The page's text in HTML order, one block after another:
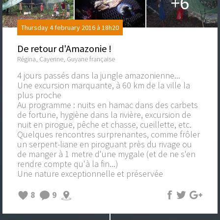
Thursday 4 february 2016 à 18h20
De retour d'Amazonie !
Régina, Cayenne, Guyane française
4 jours passés dans la jungle amazonienne...
Une excursion marquante, à 60 km de la ville la
plus proche
Au programme : nuits en hamac dans des carbets
de fortune, hygiène dans la rivière, excursion de
nuit en pirogue, pêche et chasse, cueillette, etc.
Quelques rencontres surprenantes, comme frôler
un serpent-liane en piroguant près du rivage ou
de manger à 1 metre d'une mygale (et de ne s'en
rendre compte qu'à la fin...)
Une nature exceptionnelle et préservée
8
9